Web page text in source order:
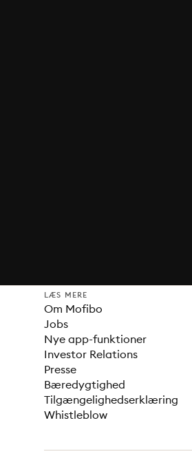
LÆS MERE
Om Mofibo
Jobs
Nye app-funktioner
Investor Relations
Presse
Bæredygtighed
Tilgængelighedserklæring
Whistleblow